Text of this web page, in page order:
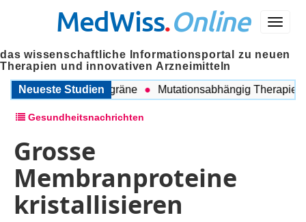
Menü
MedWiss.Online
das wissenschaftliche Informationsportal zu neuen
Therapien und innovativen Arzneimitteln
Neueste Studien
COPD und Migräne Mutationsabhängig Therapie
Gesundheitsnachrichten
Grosse
Membranproteine
kristallisieren